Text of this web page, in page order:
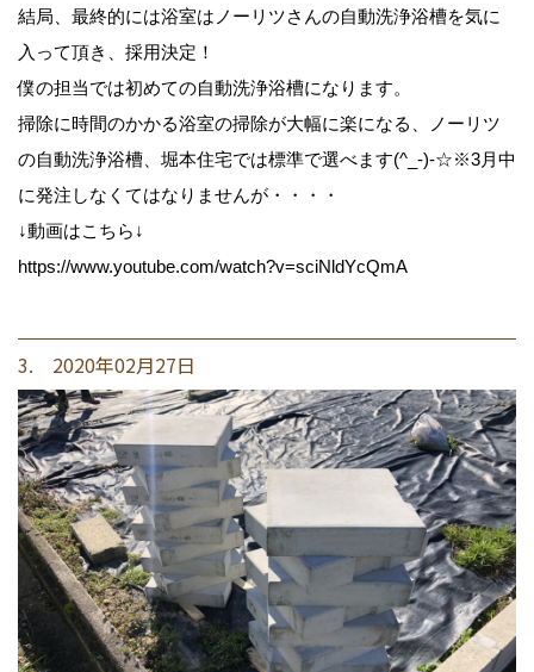
結局、最終的には浴室はノーリツさんの自動洗浄浴槽を気に
入って頂き、採用決定！
僕の担当では初めての自動洗浄浴槽になります。
掃除に時間のかかる浴室の掃除が大幅に楽になる、ノーリツ
の自動洗浄浴槽、堀本住宅では標準で選べます(^_-)-☆※3月中
に発注しなくてはなりませんが・・・・
↓動画はこちら↓
https://www.youtube.com/watch?v=sciNldYcQmA
3. 2020年02月27日